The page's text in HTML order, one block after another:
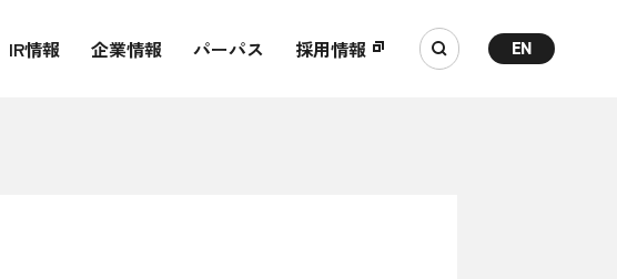
IR情報 企業情報 パーパス 採用情報 EN